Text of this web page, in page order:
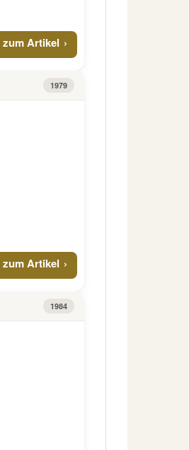
zum Artikel
1979
zum Artikel
1984